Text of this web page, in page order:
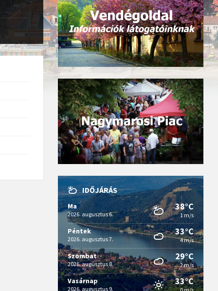
IDŐJÁRÁS
Ma
2026. augusztus 6.
38°C
1 m/s
Péntek
2026. augusztus 7.
33°C
4 m/s
Szombat
2026. augusztus 8.
29°C
2 m/s
Vasárnap
2026. augusztus 9.
33°C